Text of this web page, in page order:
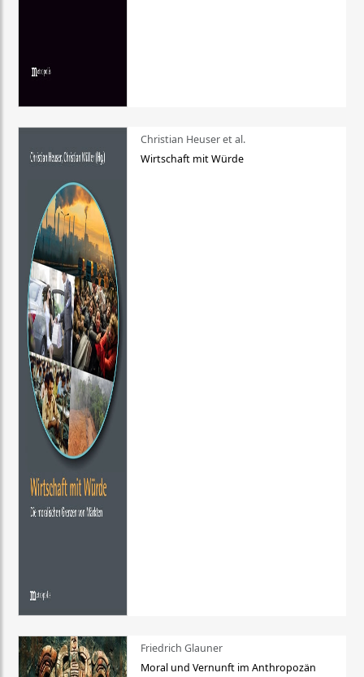
Christian Heuser et al.
Wirtschaft mit Würde
Friedrich Glauner
Moral und Vernunft im Anthropozän